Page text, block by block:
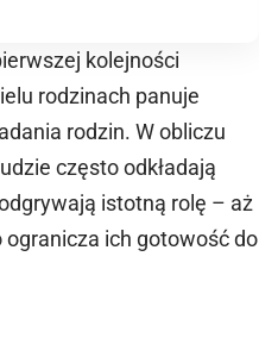
kolejności
rodzinach panuje
rodzin. W obliczu
często odkładają
istotną rolę – aż
ogranicza ich gotowość do